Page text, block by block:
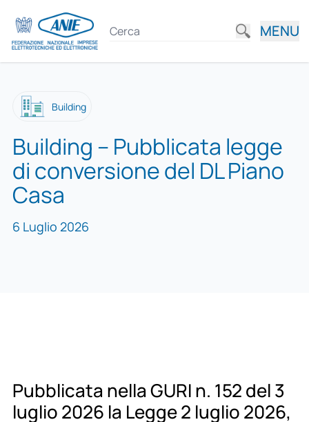
MENU
Building
Building – Pubblicata legge
di conversione del DL Piano
Casa
6 Luglio 2026
Pubblicata nella GURI n. 152 del 3
luglio 2026 la Legge 2 luglio 2026,